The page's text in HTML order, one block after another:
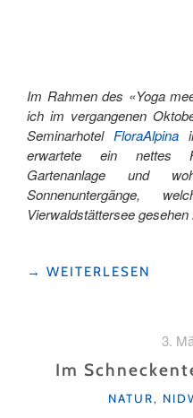
Im Rahmen des «Yoga
ich im vergangenen
SeminarhotelFloraAlpina
erwartete ein nettes
Gartenanlage und
Sonnenuntergänge,
Vierwaldstättersee gesehen
"ZU
→ WEITERLESEN
3.
Im
KATEGORIEN
NATUR,